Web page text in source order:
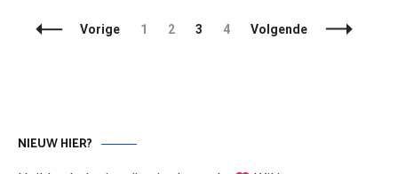
Berichtnavigatie
Vorige Pagina
1 Pagina
2 Pagina
3 Pagina
4 Volgende
NIEUW HIER?